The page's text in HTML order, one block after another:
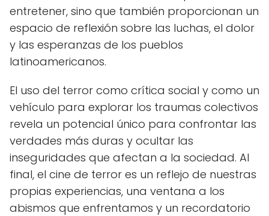
entretener, sino que también proporcionan un
espacio de reflexión sobre las luchas, el dolor
y las esperanzas de los pueblos
latinoamericanos.
El uso del terror como crítica social y como un
vehículo para explorar los traumas colectivos
revela un potencial único para confrontar las
verdades más duras y ocultar las
inseguridades que afectan a la sociedad. Al
final, el cine de terror es un reflejo de nuestras
propias experiencias, una ventana a los
abismos que enfrentamos y un recordatorio